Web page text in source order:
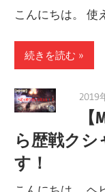
こんにちは。 使
続きを読む
2019
ら歴戦クシ
す！